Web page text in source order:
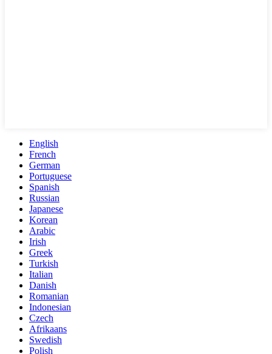
English
French
German
Portuguese
Spanish
Russian
Japanese
Korean
Arabic
Irish
Greek
Turkish
Italian
Danish
Romanian
Indonesian
Czech
Afrikaans
Swedish
Polish